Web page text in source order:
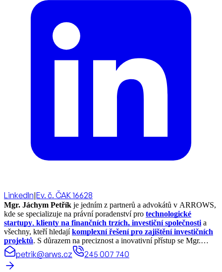
LinkedIn|Ev. č. ČAK 16628
Mgr. Jáchym Petřík je jedním z partnerů a advokátů v ARROWS,
kde se specializuje na právní poradenství pro technologické
startupy, klienty na finančních trzích, investiční společnosti a
všechny, kteří hledajíkomplexní řešení pro zajištění investičních
projektů. S důrazem na preciznost a inovativní přístup se Mgr.
Petřík zaměřuje nejen na právní aspekt, ale i na zajištění optimálních
podmínek pro financování, což je klíčové pro úspěch každého
projektu.
petrik@arws.cz 245 007 740